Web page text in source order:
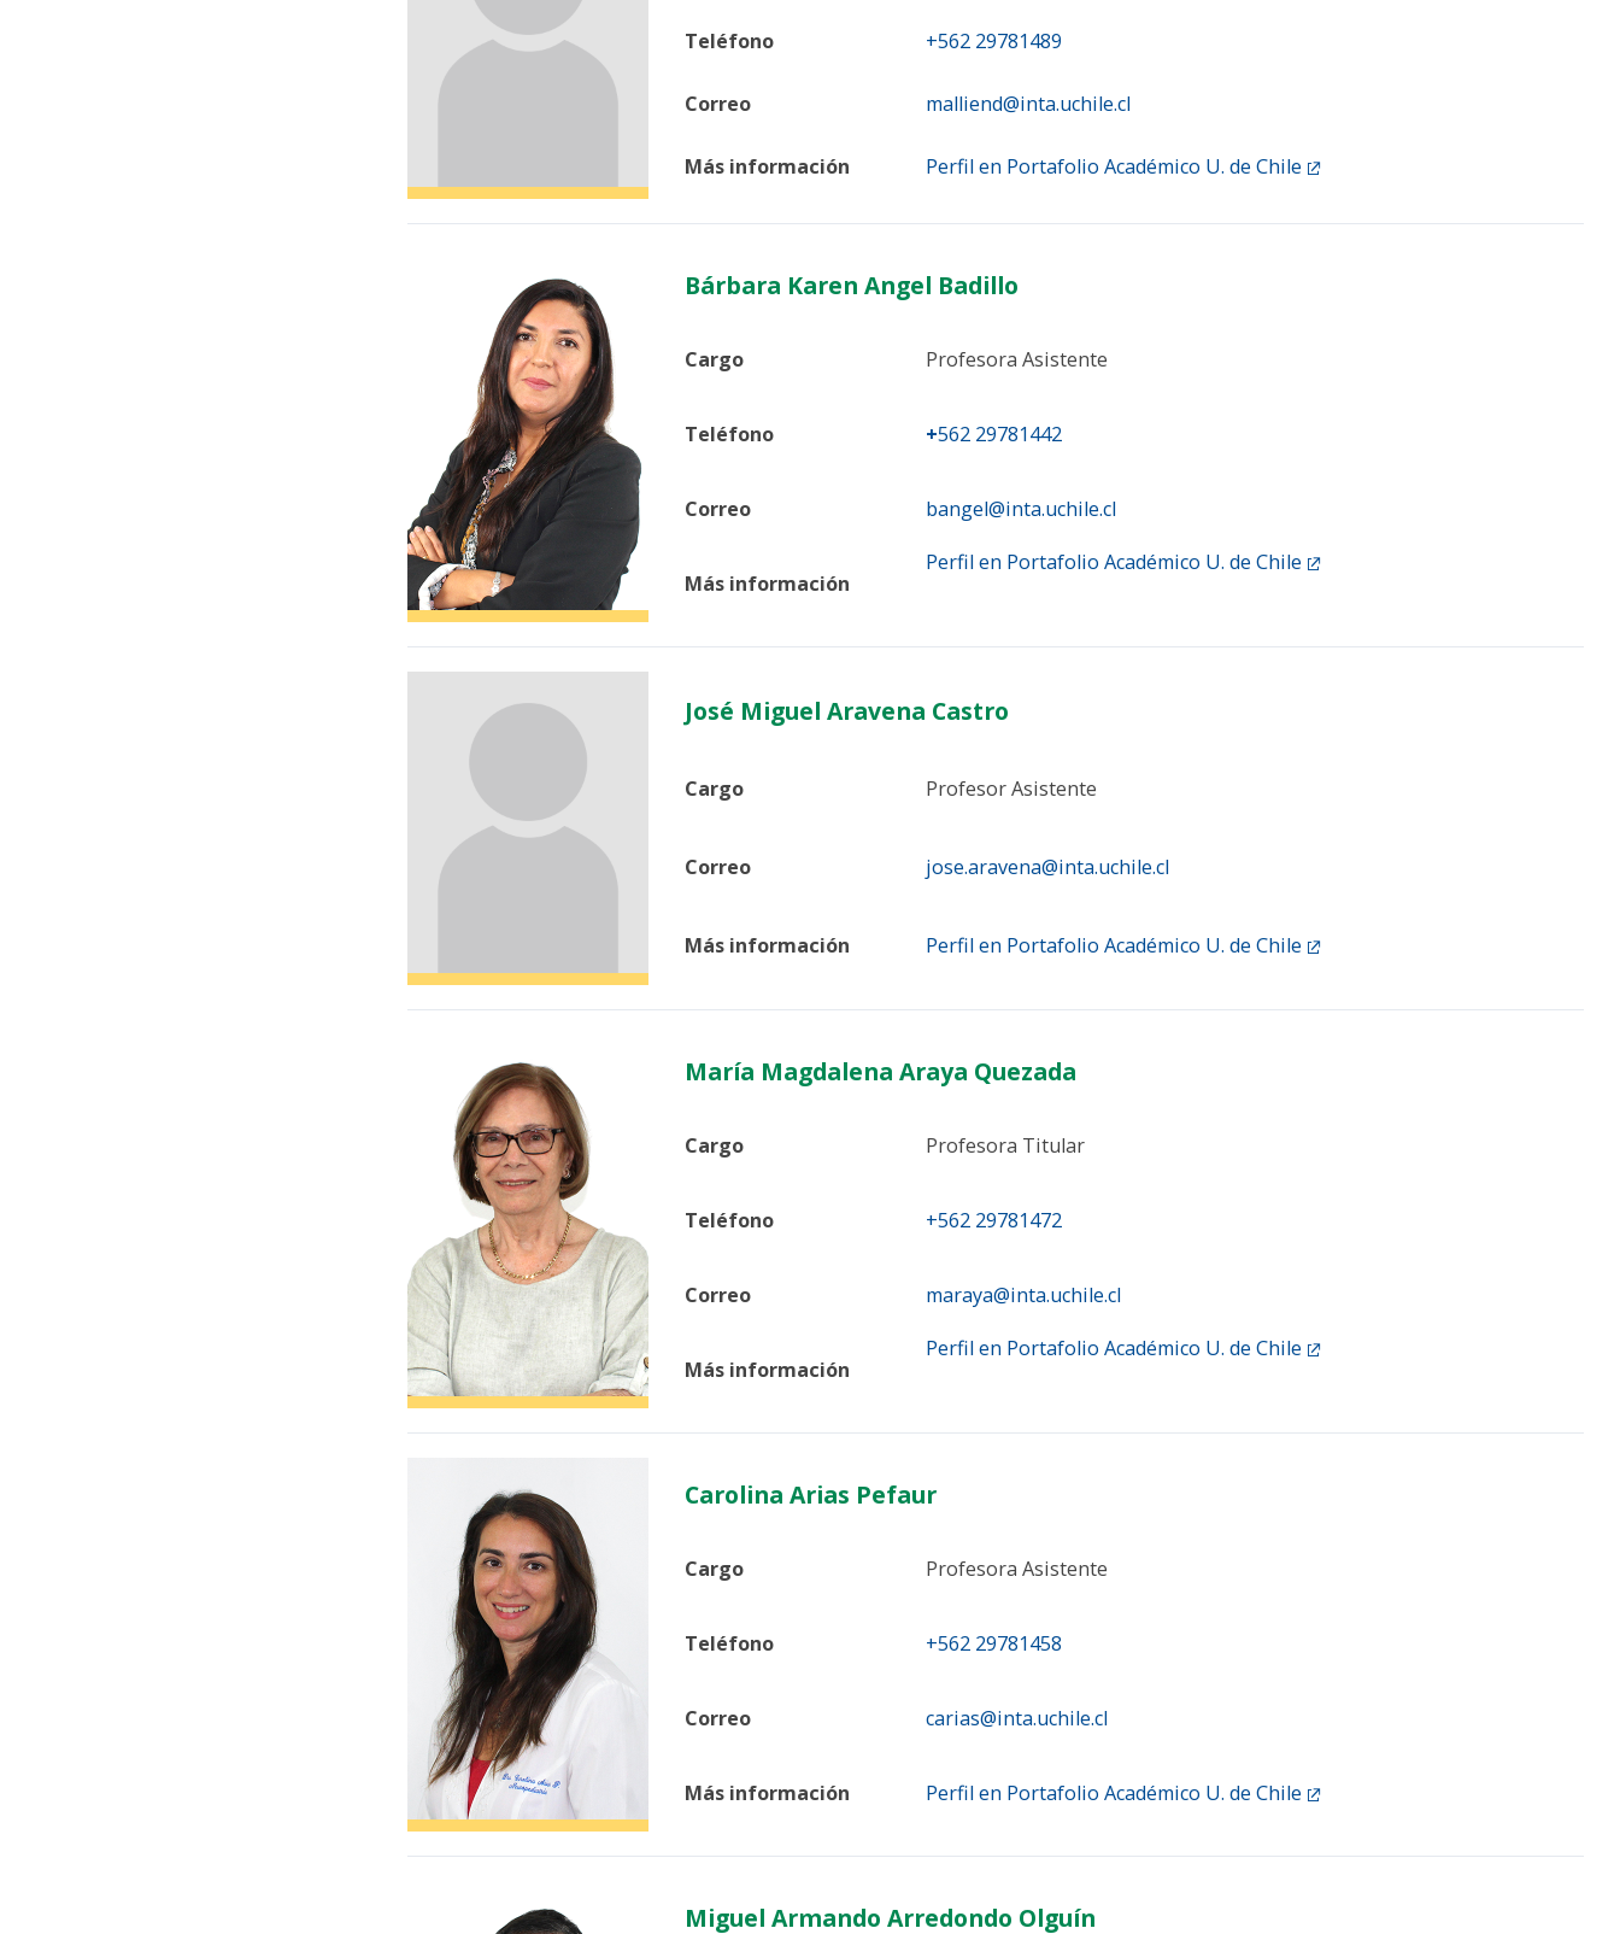
Teléfono +562 29781489
Correo malliend@inta.uchile.cl
Más información Perfil en Portafolio Académico U. de Chile
Bárbara Karen Angel Badillo
Cargo Profesora Asistente
Teléfono +562 29781442
Correo bangel@inta.uchile.cl
Más información
Perfil en Portafolio Académico U. de Chile
José Miguel Aravena Castro
Cargo Profesor Asistente
Correo jose.aravena@inta.uchile.cl
Más información Perfil en Portafolio Académico U. de Chile
María Magdalena Araya Quezada
Cargo Profesora Titular
Teléfono +562 29781472
Correo maraya@inta.uchile.cl
Más información
Perfil en Portafolio Académico U. de Chile
Carolina Arias Pefaur
Cargo Profesora Asistente
Teléfono +562 29781458
Correo carias@inta.uchile.cl
Más información Perfil en Portafolio Académico U. de Chile
Miguel Armando Arredondo Olguín